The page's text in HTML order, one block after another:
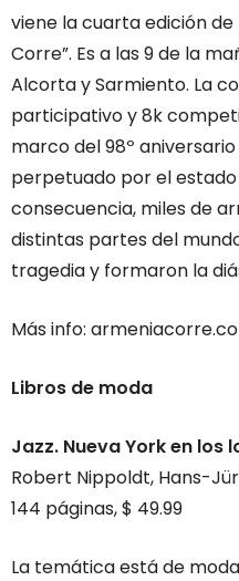
viene la cuarta edición
Corre”. Es a las 9 de la
Alcorta y Sarmiento. La
participativo y 8k
marco del 98º
perpetuado por el estado
consecuencia, miles de
distintas partes del
tragedia y formaron la
Más info:
Libros de moda
Jazz. Nueva York en los
Robert Nippoldt, Hans-
144 páginas, $ 49.99
La temática está de